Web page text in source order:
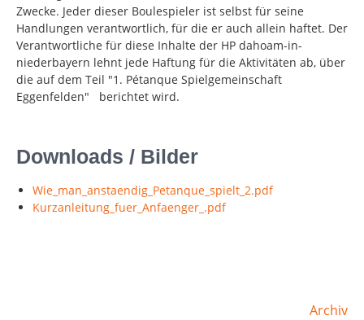
Zwecke. Jeder dieser Boulespieler ist selbst für seine
Handlungen verantwortlich, für die er auch allein haftet. Der
Verantwortliche für diese Inhalte der HP dahoam-in-
niederbayern lehnt jede Haftung für die Aktivitäten ab, über
die auf dem Teil "1. Pétanque Spielgemeinschaft
Eggenfelden" berichtet wird.
Downloads / Bilder
Wie_man_anstaendig_Petanque_spielt_2.pdf
Kurzanleitung_fuer_Anfaenger_.pdf
Archiv